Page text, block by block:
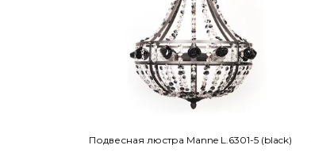
Подвесная люстра Manne L.6301-5 (black)